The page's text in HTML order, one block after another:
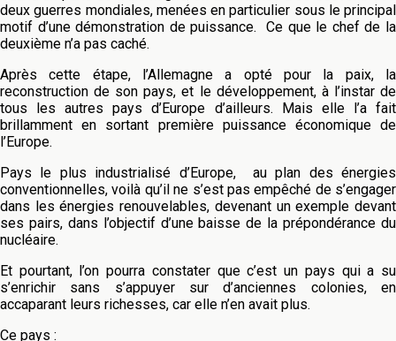
deux guerres mondiales, menées en particulier sous le principal
motif d’une démonstration de puissance. Ce que le chef de la
deuxième n’a pas caché.
Après cette étape, l’Allemagne a opté pour la paix, la
reconstruction de son pays, et le développement, à l’instar de
tous les autres pays d’Europe d’ailleurs. Mais elle l’a fait
brillamment en sortant première puissance économique de
l’Europe.
Pays le plus industrialisé d’Europe, au plan des énergies
conventionnelles, voilà qu’il ne s’est pas empêché de s’engager
dans les énergies renouvelables, devenant un exemple devant
ses pairs, dans l’objectif d’une baisse de la prépondérance du
nucléaire.
Et pourtant, l’on pourra constater que c’est un pays qui a su
s’enrichir sans s’appuyer sur d’anciennes colonies, en
accaparant leurs richesses, car elle n’en avait plus.
Ce pays :